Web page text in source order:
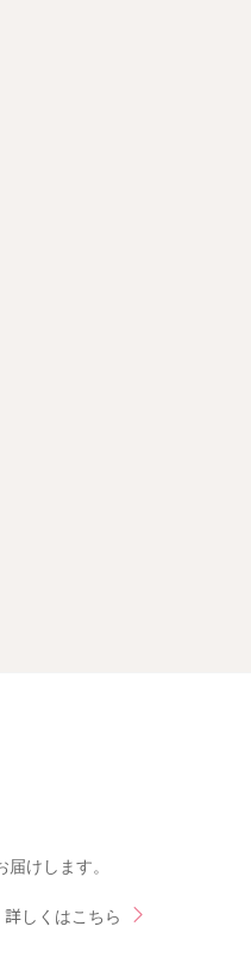
けします。
詳しくはこちら